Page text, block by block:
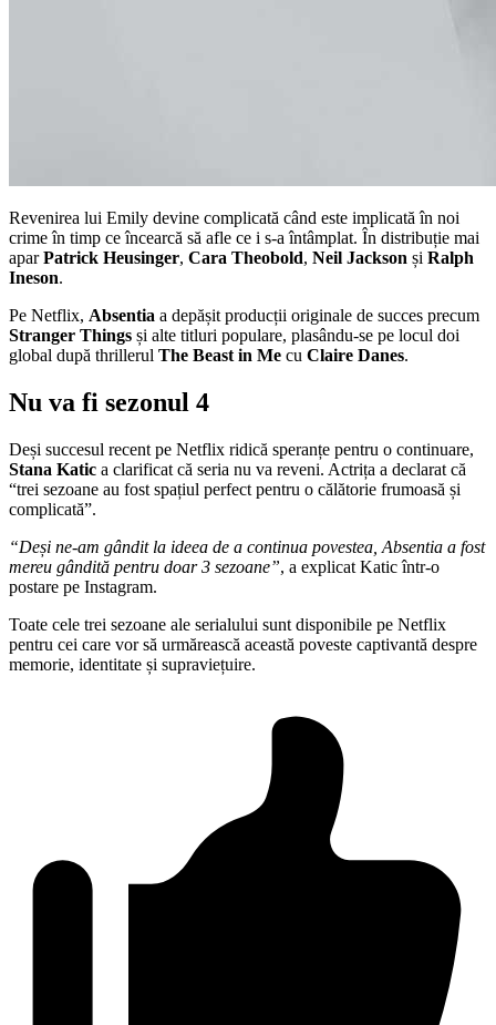
Revenirea lui Emily devine complicată când este implicată în noi
crime în timp ce încearcă să afle ce i s-a întâmplat. În distribuție mai
aparPatrick Heusinger, Cara Theobold, Neil Jackson și Ralph
Ineson.
Pe Netflix, Absentia a depășit producții originale de succes precum
Stranger Things și alte titluri populare, plasându-se pe locul doi
global după thrillerul The Beast in Me cu Claire Danes.
Nu va fi sezonul 4
Deși succesul recent pe Netflix ridică speranțe pentru o continuare,
Stana Katic a clarificat că seria nu va reveni. Actrița a declarat că
“trei sezoane au fost spațiul perfect pentru o călătorie frumoasă și
complicată”.
“Deși ne-am gândit la ideea de a continua povestea, Absentia a fost
mereu gândită pentru doar 3 sezoane”, a explicat Katic într-o
postare pe Instagram.
Toate cele trei sezoane ale serialului sunt disponibile pe Netflix
pentru cei care vor să urmărească această poveste captivantă despre
memorie, identitate și supraviețuire.